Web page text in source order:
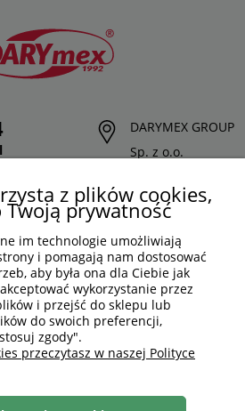
DARYMEX GROUP
Sp. z o.o.
32-620 Brzeszcze
z plików cookies,
Twoją prywatność
im technologie umożliwiają
i pomagają nam dostosować
aby była ona dla Ciebie jak
wykorzystanie przez
i przejść do sklepu lub
do swoich preferencji,
zgody".
przeczytasz w naszej Polityce